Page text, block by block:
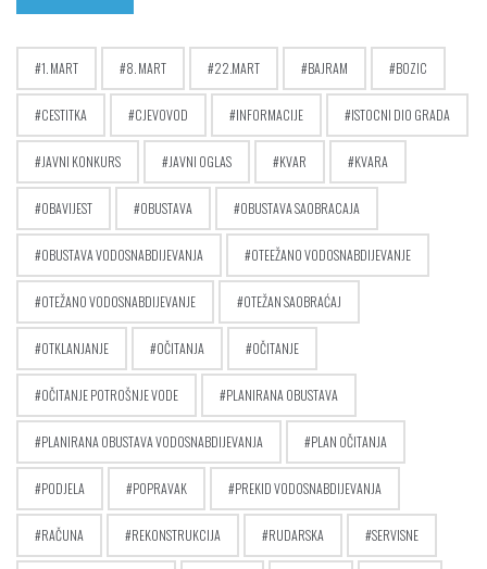
1. MART 8. MART 22.MART BAJRAM BOZIC
CESTITKA CJEVOVOD INFORMACIJE ISTOCNI DIO GRADA
JAVNI KONKURS JAVNI OGLAS KVAR KVARA
OBAVIJEST OBUSTAVA OBUSTAVA SAOBRACAJA
OBUSTAVA VODOSNABDIJEVANJA OTEEŽANO VODOSNABDIJEVANJE
OTEŽANO VODOSNABDIJEVANJE OTEŽAN SAOBRAĆAJ
OTKLANJANJE OČITANJA OČITANJE
OČITANJE POTROŠNJE VODE PLANIRANA OBUSTAVA
PLANIRANA OBUSTAVA VODOSNABDIJEVANJA PLAN OČITANJA
PODJELA POPRAVAK PREKID VODOSNABDIJEVANJA
RAČUNA REKONSTRUKCIJA RUDARSKA SERVISNE